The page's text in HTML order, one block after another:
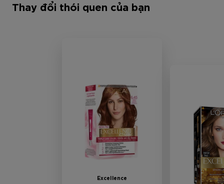
Thay đổi thói quen của bạn
Excellence